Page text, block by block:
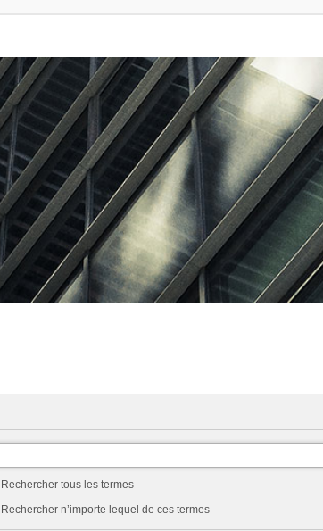
Rechercher tous les termes
Rechercher n’importe lequel de ces termes